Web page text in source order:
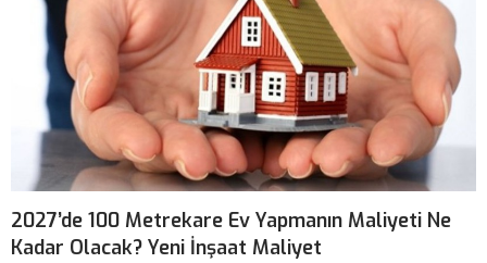
2027’de 100 Metrekare Ev Yapmanın Maliyeti Ne
Kadar Olacak? Yeni İnşaat Maliyet